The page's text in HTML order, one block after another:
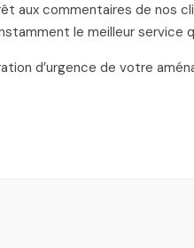
aux commentaires de nos
le meilleur service
d’urgence de votre